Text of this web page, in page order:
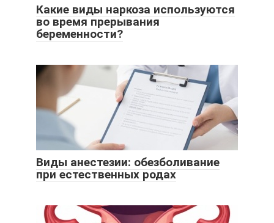
Какие виды наркоза используются
во время прерывания
беременности?
Виды анестезии: обезболивание
при естественных родах